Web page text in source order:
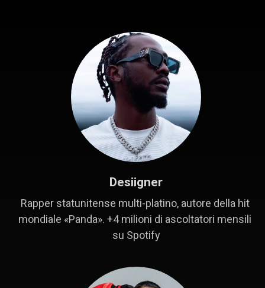
Desiigner
Rapper statunitense multi-platino, autore della hit
mondiale «Panda». +4 milioni di ascoltatori mensili
su Spotify